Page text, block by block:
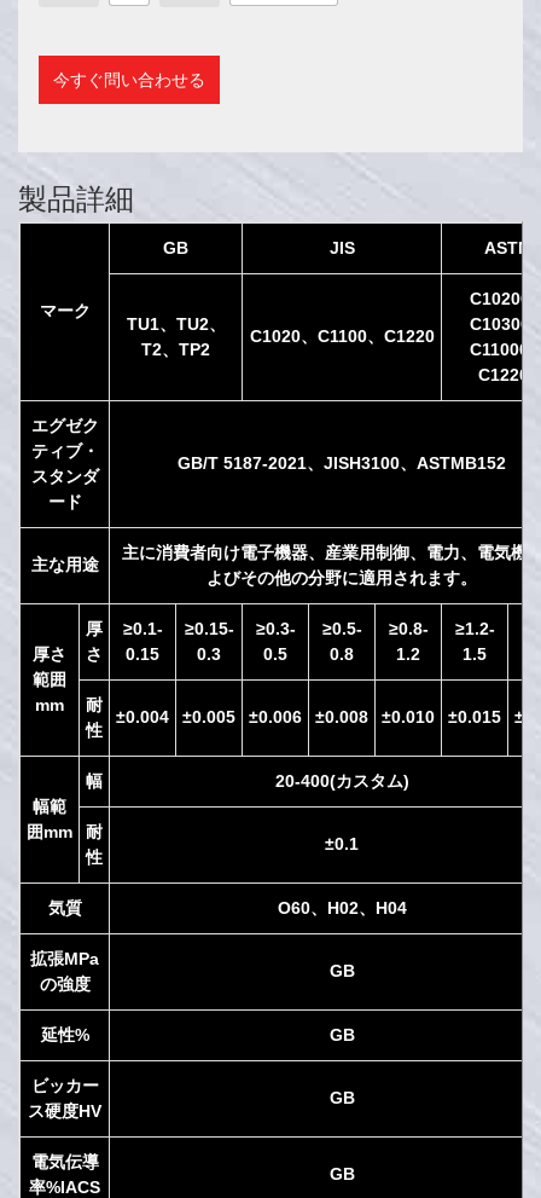
今すぐ問い合わせる
製品詳細
マーク
GB JIS ASTM
TU1、TU2、
T2、TP2
C1020、C1100、C1220
C10200
C10300
C11000
C12200
エグゼク
ティブ・
スタンダ
ード
GB/T 5187-2021、JISH3100、ASTMB152
主な用途
主に消費者向け電子機器、産業用制御、電力、電気機
よびその他の分野に適用されます。
厚さ
範囲
mm
厚
さ
≥0.1-
0.15
≥0.15-
0.3
≥0.3-
0.5
≥0.5-
0.8
≥0.8-
1.2
≥1.2-
1.5
耐
性
±0.004 ±0.005 ±0.006 ±0.008 ±0.010 ±0.015
幅範
囲mm
幅 20-400(カスタム)
耐
性
±0.1
気質 O60、H02、H04
拡張MPa
の強度
GB
延性% GB
ビッカー
ス硬度HV
GB
電気伝導
率%IACS
GB